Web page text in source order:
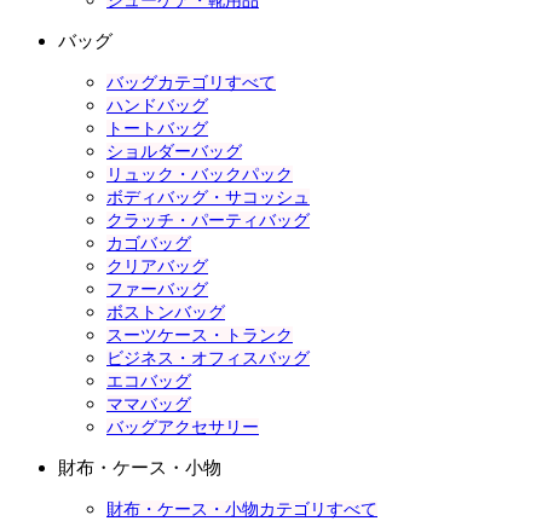
バッグ
バッグカテゴリすべて
ハンドバッグ
トートバッグ
ショルダーバッグ
リュック・バックパック
ボディバッグ・サコッシュ
クラッチ・パーティバッグ
カゴバッグ
クリアバッグ
ファーバッグ
ボストンバッグ
スーツケース・トランク
ビジネス・オフィスバッグ
エコバッグ
ママバッグ
バッグアクセサリー
財布・ケース・小物
財布・ケース・小物カテゴリすべて